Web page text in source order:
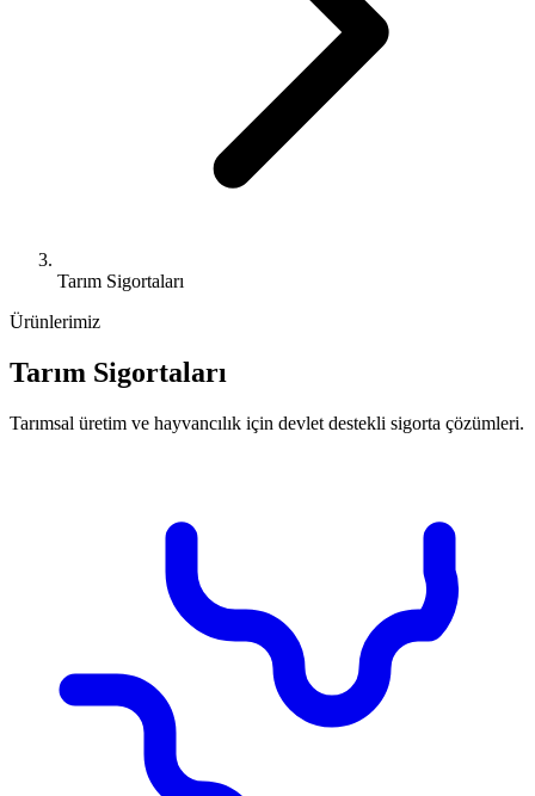
Tarım Sigortaları
Ürünlerimiz
Tarım Sigortaları
Tarımsal üretim ve hayvancılık için devlet destekli sigorta çözümleri.